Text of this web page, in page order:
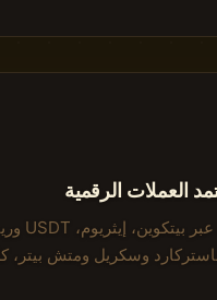
العملات الرقمية
وسكريل ومتش بيتر،